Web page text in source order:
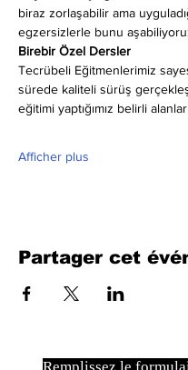
biraz zorlaşabilir ama
egzersizlerle bunu
Birebir Özel Dersler
Tecrübeli Eğitmenlerimiz
sürede kaliteli sürüş
eğitimi yaptığımız belirli
Afficher plus
Partager cet